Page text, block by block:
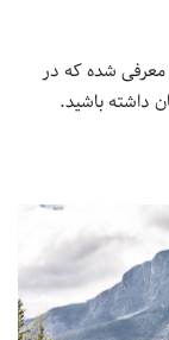
معرفی شده که در
داشته باشید.